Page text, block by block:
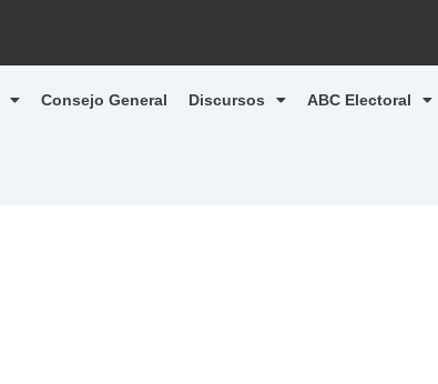
Consejo General Discursos ABC Electoral